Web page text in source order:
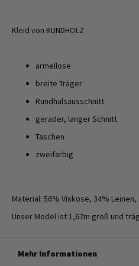
Kleid von RUNDHOLZ
ärmellose
breite Träger
Rundhalsausschnitt
gerader, langer Schnitt
Taschen
zweifarbig
Material: 56% Viskose, 34%
Unser Model ist 1,67m groß und
Mehr Informationen